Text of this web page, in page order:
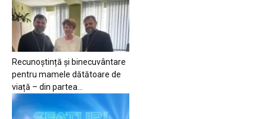
Recunoștință și binecuvântare
pentru mamele dătătoare de
viață – din partea...